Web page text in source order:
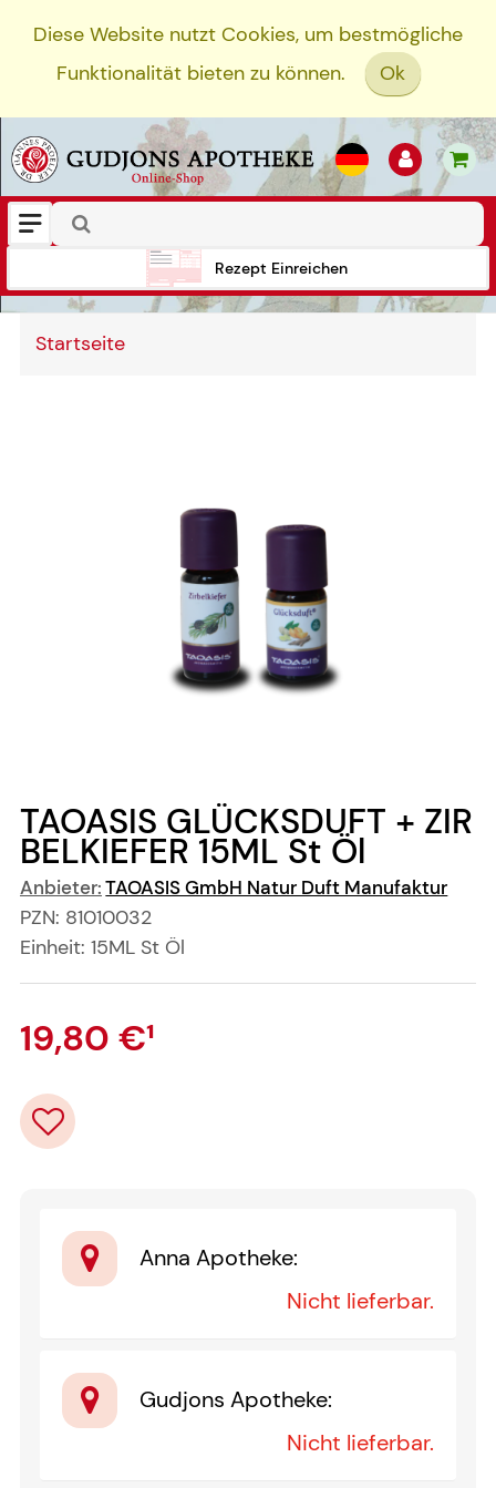
Diese Website nutzt Cookies, um bestmögliche
Funktionalität bieten zu können.
Ok
Rezept Einreichen
Startseite
TAOASIS GLÜCKSDUFT + ZIR
BELKIEFER 15ML St Öl
Anbieter:TAOASIS GmbH Natur Duft Manufaktur
PZN: 81010032
Einheit: 15ML StÖl
19,80 €¹
Anna Apotheke:
Nicht lieferbar.
Gudjons Apotheke:
Nicht lieferbar.